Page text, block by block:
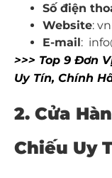
Số điện
Website:
E-mail:
>>> Top 9 Đơn
Uy Tín, Chính
2. Cửa
Chiếu Uy